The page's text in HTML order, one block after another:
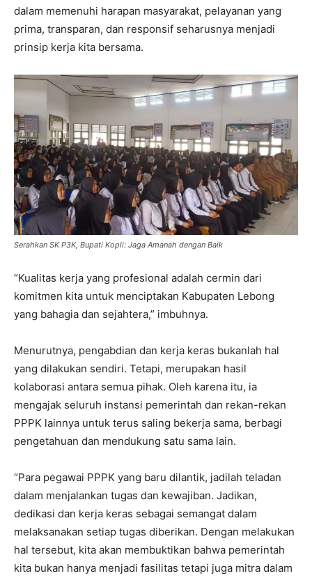
dalam memenuhi harapan masyarakat, pelayanan yang
prima, transparan, dan responsif seharusnya menjadi
prinsip kerja kita bersama.
Serahkan SK P3K, Bupati Kopli: Jaga Amanah dengan Baik
“Kualitas kerja yang profesional adalah cermin dari
komitmen kita untuk menciptakan Kabupaten Lebong
yang bahagia dan sejahtera,” imbuhnya.
Menurutnya, pengabdian dan kerja keras bukanlah hal
yang dilakukan sendiri. Tetapi, merupakan hasil
kolaborasi antara semua pihak. Oleh karena itu, ia
mengajak seluruh instansi pemerintah dan rekan-rekan
PPPK lainnya untuk terus saling bekerja sama, berbagi
pengetahuan dan mendukung satu sama lain.
“Para pegawai PPPK yang baru dilantik, jadilah teladan
dalam menjalankan tugas dan kewajiban. Jadikan,
dedikasi dan kerja keras sebagai semangat dalam
melaksanakan setiap tugas diberikan. Dengan melakukan
hal tersebut, kita akan membuktikan bahwa pemerintah
kita bukan hanya menjadi fasilitas tetapi juga mitra dalam